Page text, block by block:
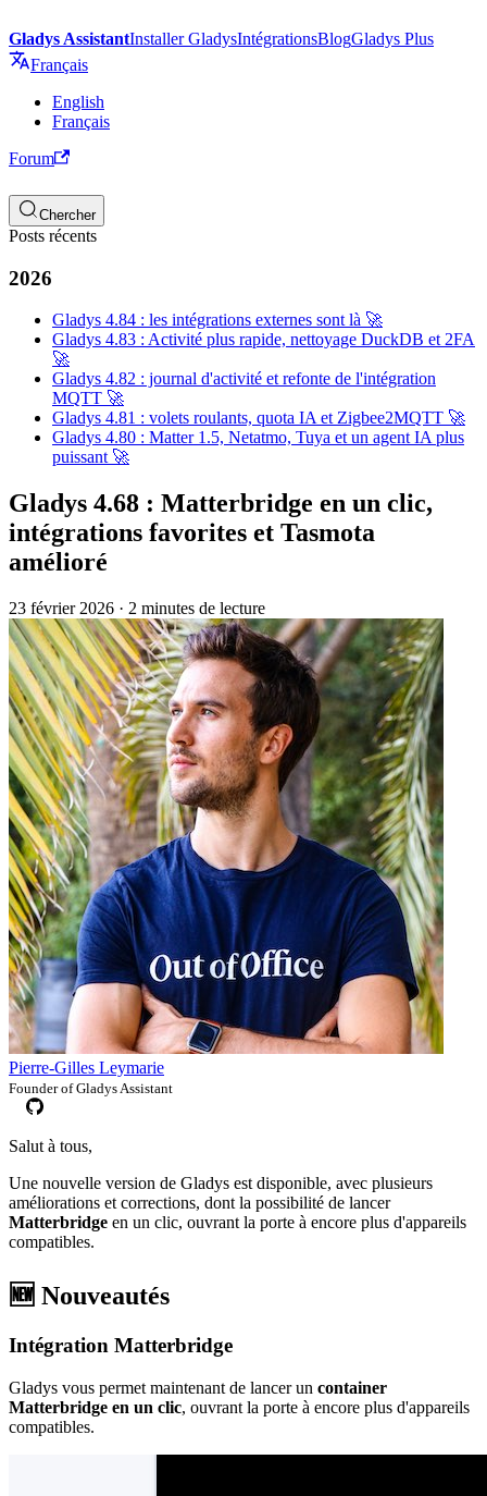
Gladys AssistantInstaller GladysIntégrationsBlogGladys Plus
Français
English
Français
Forum
Chercher
Posts récents
2026
Gladys 4.84 : les intégrations externes sont là 🚀
Gladys 4.83 : Activité plus rapide, nettoyage DuckDB et 2FA
🚀
Gladys 4.82 : journal d'activité et refonte de l'intégration
MQTT 🚀
Gladys 4.81 : volets roulants, quota IA et Zigbee2MQTT 🚀
Gladys 4.80 : Matter 1.5, Netatmo, Tuya et un agent IA plus
puissant 🚀
Gladys 4.68 : Matterbridge en un clic,
intégrations favorites et Tasmota
amélioré
23 février 2026 · 2 minutes de lecture
Pierre-Gilles Leymarie
Founder of Gladys Assistant
Salut à tous,
Une nouvelle version de Gladys est disponible, avec plusieurs
améliorations et corrections, dont la possibilité de lancer
Matterbridge en un clic, ouvrant la porte à encore plus d'appareils
compatibles.
🆕 Nouveautés
Intégration Matterbridge
Gladys vous permet maintenant de lancer un container
Matterbridge en un clic, ouvrant la porte à encore plus d'appareils
compatibles.